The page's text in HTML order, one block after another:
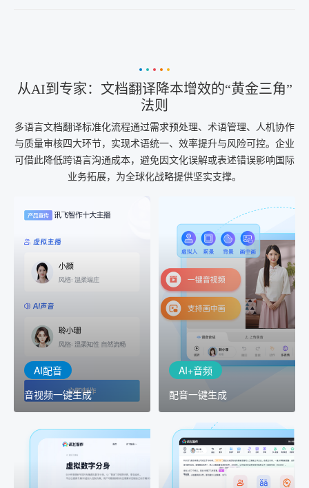
从AI到专家：文档翻译降本增效的“黄金三角”
法则
多语言文档翻译标准化流程通过需求预处理、术语管理、人机协作
与质量审核四大环节，实现术语统一、效率提升与风险可控。企业
可借此降低跨语言沟通成本，避免因文化误解或表述错误影响国际
业务拓展，为全球化战略提供坚实支撑。
AI配音
音视频一键生成
AI配音
音视频一键生成
室"中输入文本或录音，一
出
AI+音频
配音一键生成
AI+音频
配音一键生成
AI+音频：基于全球领先的
TTS能力打造的AI音频制作
工具，输入文本、选择发
音人即可一键生成专业音
AI+创意